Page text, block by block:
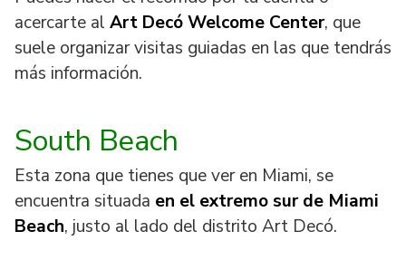
acercarte al Art Decó Welcome Center, que
suele organizar visitas guiadas en las que tendrás
más información.
South Beach
Esta zona que tienes que ver en Miami, se
encuentra situada en el extremo sur de Miami
Beach, justo al lado del distrito Art Decó.